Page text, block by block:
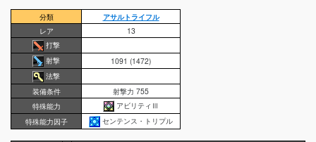
分類
アサルトライフル
レア
13
打撃
射撃
1091 (1472)
法撃
装備条件
射撃力 755
特殊能力
アビリティⅢ
特殊能力因子
センテンス・トリプル